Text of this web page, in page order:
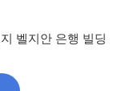
벨지안 은행 빌딩